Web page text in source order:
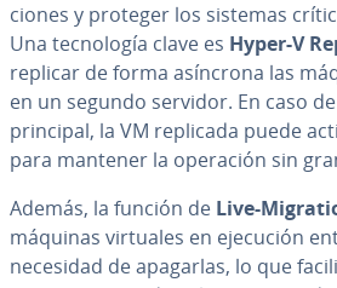
cio­nes y proteger los sistemas
Una te­c­no­lo­gía clave es Hyper-V
replicar de forma asíncrona las
en un segundo servidor. En caso
principal, la VM replicada puede
para mantener la operación sin
Además, la función de Live-
máquinas virtuales en ejecución
necesidad de apagarlas, lo que